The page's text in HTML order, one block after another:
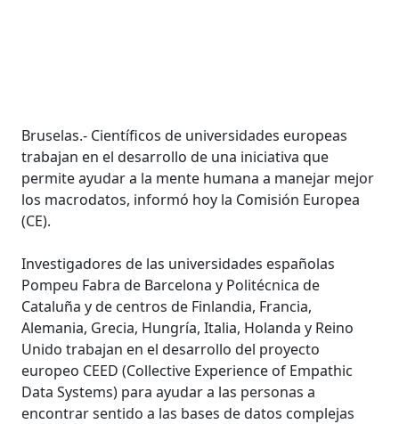
Bruselas.- Científicos de universidades europeas
trabajan en el desarrollo de una iniciativa que
permite ayudar a la mente humana a manejar mejor
los macrodatos, informó hoy la Comisión Europea
(CE).
Investigadores de las universidades españolas
Pompeu Fabra de Barcelona y Politécnica de
Cataluña y de centros de Finlandia, Francia,
Alemania, Grecia, Hungría, Italia, Holanda y Reino
Unido trabajan en el desarrollo del proyecto
europeo CEED (Collective Experience of Empathic
Data Systems) para ayudar a las personas a
encontrar sentido a las bases de datos complejas